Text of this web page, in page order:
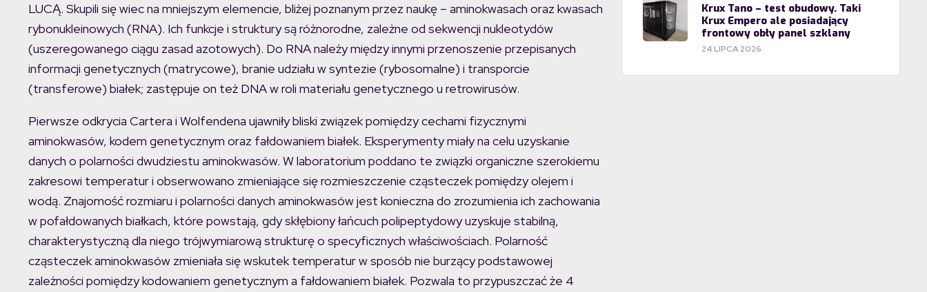
LUCĄ. Skupili się wiec na mniejszym elemencie, bliżej poznanym przez naukę – aminokwasach oraz kwasach
rybonukleinowych (RNA). Ich funkcje i struktury są różnorodne, zależne od sekwencji nukleotydów
(uszeregowanego ciągu zasad azotowych). Do RNA należy między innymi przenoszenie przepisanych
informacji genetycznych (matrycowe), branie udziału w syntezie (rybosomalne) i transporcie
(transferowe) białek; zastępuje on też DNA w roli materiału genetycznego u retrowirusów.
Pierwsze odkrycia Cartera i Wolfendena ujawniły bliski związek pomiędzy cechami fizycznymi
aminokwasów, kodem genetycznym oraz fałdowaniem białek. Eksperymenty miały na celu uzyskanie
danych o polarności dwudziestu aminokwasów. W laboratorium poddano te związki organiczne szerokiemu
zakresowi temperatur i obserwowano zmieniające się rozmieszczenie cząsteczek pomiędzy olejem i
wodą. Znajomość rozmiaru i polarności danych aminokwasów jest konieczna do zrozumienia ich zachowania
w pofałdowanych białkach, które powstają, gdy skłębiony łańcuch polipeptydowy uzyskuje stabilną,
charakterystyczną dla niego trójwymiarową strukturę o specyficznych właściwościach. Polarność
cząsteczek aminokwasów zmieniała się wskutek temperatur w sposób nie burzący podstawowej
zależności pomiędzy kodowaniem genetycznym a fałdowaniem białek. Pozwala to przypuszczać że 4
Krux Tano – test obudowy. Taki
Krux Empero ale posiadający
frontowy obły panel szklany
24 LIPCA 2026